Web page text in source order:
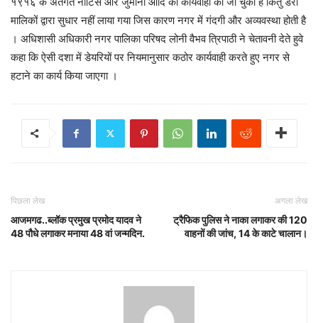
मालिकों द्वारा सुधार नहीं लाया गया जिस कारण नगर में गंदगी और अव्यवस्था होती है
। अधिशासी अधिकारी नगर पालिका परिषद लोनी वैभव त्रिपाठी ने चेतावनी देते हुवे
कहा कि ऐसी दशा में डेयरियों पर नियमानुसार कठोर कार्यवाही करते हुए नगर से
हटाने का कार्य किया जाएगा ।
पिछला लेख
आजमगढ..ब्लॉक प्रमुख प्रमोद यादव ने
48 पौधे लगाकर मनाया 48 वां जन्मदिन.
अगला लेख
ट्रैफिक पुलिस ने नाका लगाकर की 120
वाहनों की जांच, 14 के काटे चालान।